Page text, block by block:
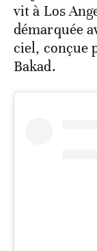
vit à Los
démarquée
ciel, conçue
Bakad.